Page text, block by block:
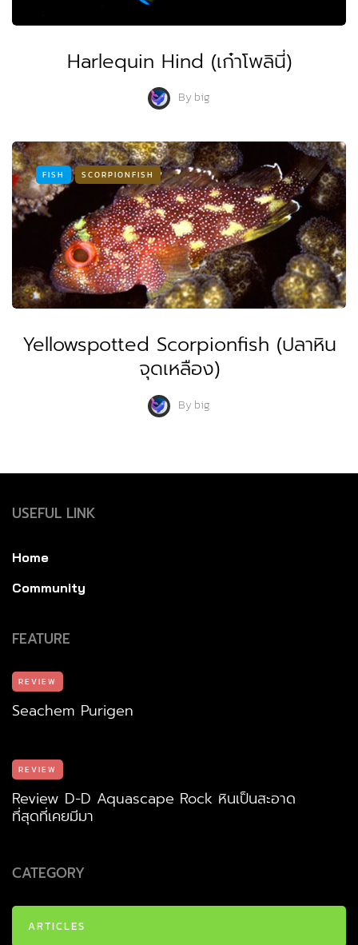
Harlequin Hind (เก๋าโพลินี่)
Bybig
FISH SCORPIONFISH
Yellowspotted Scorpionfish (ปลาหิน
จุดเหลือง)
Bybig
USEFUL LINK
Home
Community
FEATURE
REVIEW
Seachem Purigen
REVIEW
Review D-D Aquascape Rock หินเป็นสะอาด
ที่สุดที่เคยมีมา
CATEGORY
ARTICLES